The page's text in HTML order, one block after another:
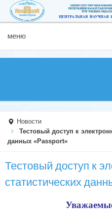
меню
Новости
Тестовый доступ к
данных «Passport»
Тестовый доступ к
статистических